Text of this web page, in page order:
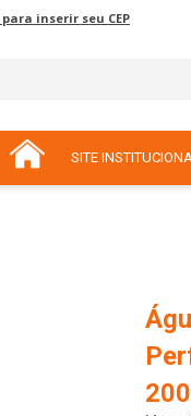
inserir seu CEP
SITE